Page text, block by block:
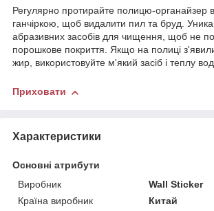
Регулярно протирайте полицю-органайзер
ганчіркою, щоб видалити пил та бруд.
абразивних засобів для чищення, щоб не
порошкове покриття. Якщо на полиці
жир, використовуйте м'який засіб і теплу
Приховати
Характеристики
Основні атрибути
Виробник
Wall Sticker
Країна виробник
Китай